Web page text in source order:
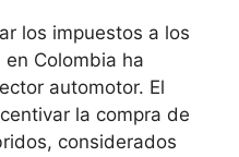
los impuestos a los
Colombia ha
automotor. El
la compra de
considerados